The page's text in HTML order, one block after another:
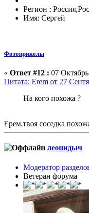
Регион :
Имя: Сергей
Фотоприколы
« Ответ #12 : 07
Цитата: Erem от 27
На кого похожа ?
Ерем,твоя соседка
леонидыч
Модератор
Ветеран форума